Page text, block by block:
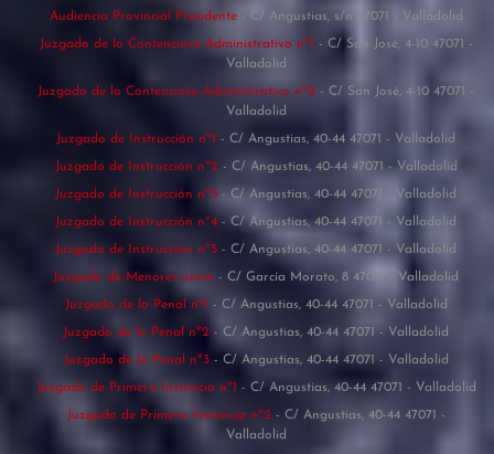
Audiencia Provincial Presidente - C/ Angustias, s/n 47071 - Valladolid
Juzgado de lo Contencioso-Administrativo nº1 - C/ San José, 4-10 47071 -
Valladolid
Juzgado de lo Contencioso-Administrativo nº2 - C/ San José, 4-10 47071 -
Valladolid
Juzgado de Instrucción nº1 - C/ Angustias, 40-44 47071 - Valladolid
Juzgado de Instrucción nº2 - C/ Angustias, 40-44 47071 - Valladolid
Juzgado de Instrucción nº3 - C/ Angustias, 40-44 47071 - Valladolid
Juzgado de Instrucción nº4 - C/ Angustias, 40-44 47071 - Valladolid
Juzgado de Instrucción nº5 - C/ Angustias, 40-44 47071 - Valladolid
Juzgado de Menores único - C/ García Morato, 8 47071 - Valladolid
Juzgado de lo Penal nº1 - C/ Angustias, 40-44 47071 - Valladolid
Juzgado de lo Penal nº2 - C/ Angustias, 40-44 47071 - Valladolid
Juzgado de lo Penal nº3 - C/ Angustias, 40-44 47071 - Valladolid
Juzgado de Primera Instancia nº1 - C/ Angustias, 40-44 47071 - Valladolid
Juzgado de Primera Instancia nº2 - C/ Angustias, 40-44 47071 -
Valladolid